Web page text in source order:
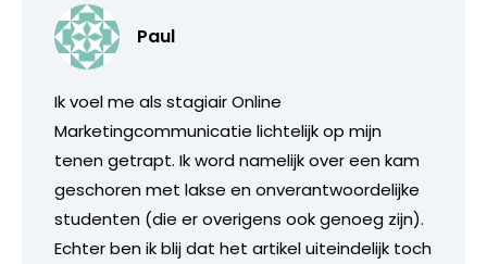
Paul
Ik voel me als stagiair Online
Marketingcommunicatie lichtelijk op mijn
tenen getrapt. Ik word namelijk over een kam
geschoren met lakse en onverantwoordelijke
studenten (die er overigens ook genoeg zijn).
Echter ben ik blij dat het artikel uiteindelijk toch